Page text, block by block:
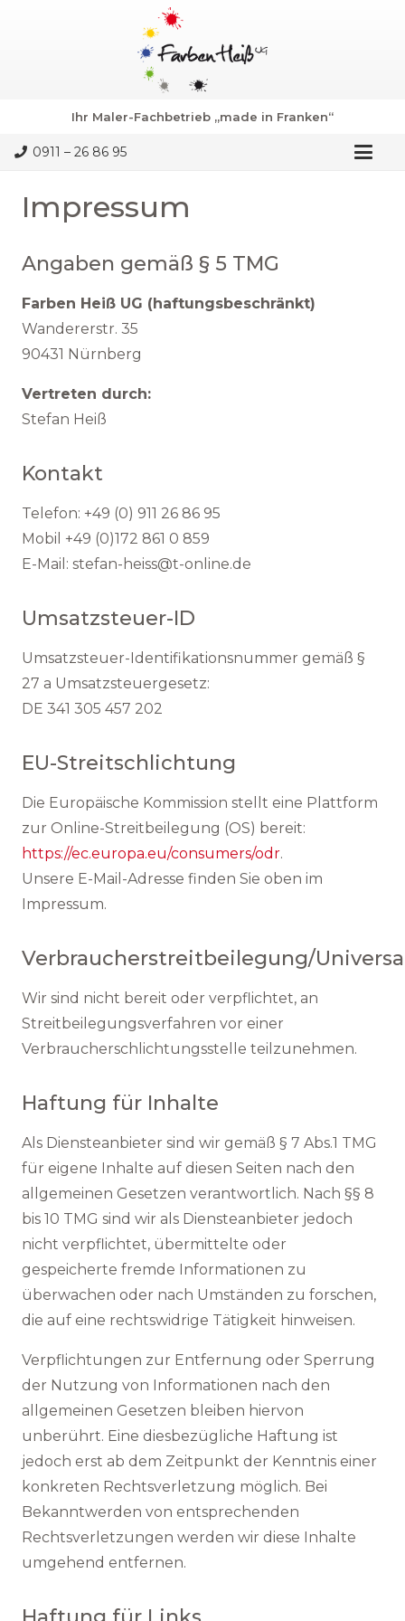
Ihr Maler-Fachbetrieb „made in Franken“
0911 – 26 86 95
Impressum
Angaben gemäß § 5 TMG
Farben Heiß UG (haftungsbeschränkt)
Wandererstr. 35
90431 Nürnberg
Vertreten durch:
Stefan Heiß
Kontakt
Telefon: +49 (0) 911 26 86 95
Mobil +49 (0)172 861 0 859
E-Mail: stefan-heiss@t-online.de
Umsatzsteuer-ID
Umsatzsteuer-Identifikationsnummer gemäß §
27 a Umsatzsteuergesetz:
DE 341 305 457 202
EU-Streitschlichtung
Die Europäische Kommission stellt eine Plattform
zur Online-Streitbeilegung (OS) bereit:
https://ec.europa.eu/consumers/odr.
Unsere E-Mail-Adresse finden Sie oben im
Impressum.
Verbraucherstreitbeilegung/
Wir sind nicht bereit oder verpflichtet, an
Streitbeilegungsverfahren vor einer
Verbraucherschlichtungsstelle teilzunehmen.
Haftung für Inhalte
Als Diensteanbieter sind wir gemäß § 7 Abs.1 TMG
für eigene Inhalte auf diesen Seiten nach den
allgemeinen Gesetzen verantwortlich. Nach §§ 8
bis 10 TMG sind wir als Diensteanbieter jedoch
nicht verpflichtet, übermittelte oder
gespeicherte fremde Informationen zu
überwachen oder nach Umständen zu forschen,
die auf eine rechtswidrige Tätigkeit hinweisen.
Verpflichtungen zur Entfernung oder Sperrung
der Nutzung von Informationen nach den
allgemeinen Gesetzen bleiben hiervon
unberührt. Eine diesbezügliche Haftung ist
jedoch erst ab dem Zeitpunkt der Kenntnis einer
konkreten Rechtsverletzung möglich. Bei
Bekanntwerden von entsprechenden
Rechtsverletzungen werden wir diese Inhalte
umgehend entfernen.